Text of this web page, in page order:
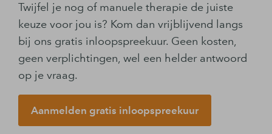
Twijfel je nog of manuele therapie de juiste
keuze voor jou is? Kom dan vrijblijvend langs
bij ons gratis inloopspreekuur. Geen kosten,
geen verplichtingen, wel een helder antwoord
op je vraag.
Aanmelden gratis inloopspreekuur